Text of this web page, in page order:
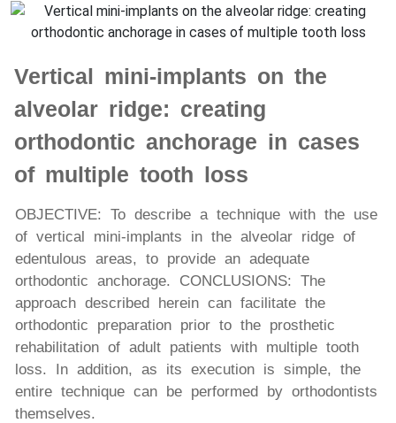
Vertical mini-implants on the
alveolar ridge: creating
orthodontic anchorage in cases
of multiple tooth loss
OBJECTIVE: To describe a technique with the use
of vertical mini-implants in the alveolar ridge of
edentulous areas, to provide an adequate
orthodontic anchorage. CONCLUSIONS: The
approach described herein can facilitate the
orthodontic preparation prior to the prosthetic
rehabilitation of adult patients with multiple tooth
loss. In addition, as its execution is simple, the
entire technique can be performed by orthodontists
themselves.